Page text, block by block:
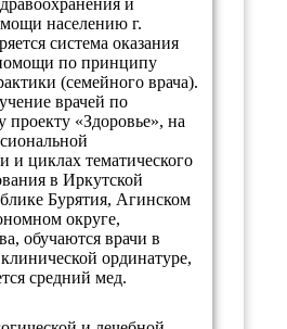
и
населению г.
система оказания
по принципу
(семейного врача).
врачей по
проекту «Здоровье», на
и циклах тематического
в Иркутской
Бурятия, Агинском
округе,
обучаются врачи в
ординатуре,
средний мед.